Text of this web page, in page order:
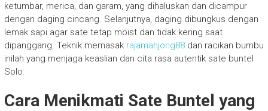
ketumbar, merica, dan garam, yang dihaluskan dan dicampur
dengan daging cincang. Selanjutnya, daging dibungkus dengan
lemak sapi agar sate tetap moist dan tidak kering saat
dipanggang. Teknik memasak rajamahjong88dan racikan bumbu
inilah yang menjaga keaslian dan cita rasa autentik sate buntel
Solo.
Cara Menikmati Sate Buntel yang